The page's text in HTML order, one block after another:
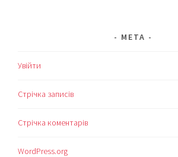
МЕТА
Увійти
Стрічка записів
Стрічка коментарів
WordPress.org